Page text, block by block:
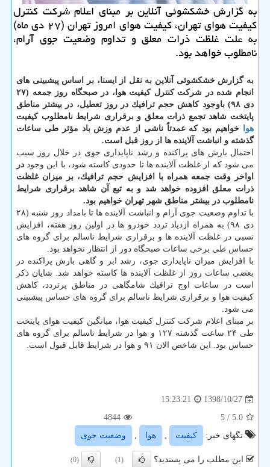
به گزارش خشكشوئی آنلاین بر مبنای اعلام شركت كنترل
كیفیت هوای تهران، كیفیت هوای امروز تهران (۲۷ دی ماه)
به علت غلظت ذرات معلق و تداوم وضعیت جوی آرام،
نامطلوب خواهد بود.
به گزارش خشكشوئی آنلاین به نقل از ایسنا،بر اساس پیشبینی های
انجام شده در شركت كنترل كیفیت هوا، در صبحگاه روز جمعه (۲۷
دی ۹۸) باوجود كاهش حجم ترافیك در روز تعطیل، در بیشتر مناطق
پایتخت شاهد تجمع ذرات معلق و برقراری شرایط نامطلوب كیفیت
هوا
خواهیم بود كه عمدتاً ناشی از عدم وزش باد مؤثر طی ساعات
گذشته و انباشت آلاینده ها از روز قبل است.
احتمال بارش های پراكنده و رشد ناپایداری جوی در خلال روز سبب
می شود كه از غلظت آلاینده ها تا حدودی كاسته شود، با این وجود در
اواخر وقت جمعه همراه با افزایش حجم ترافیك، بر میزان غلظت
ذرات معلق افزوده خواهد شد و به تبع آن شاهد برقراری شرایط
نامطلوب در بیشتر مناطق شهر تهران خواهیم بود.
با تداوم وضعیت جوی آرام و انباشت آلاینده ها تا بامداد روز شنبه (۲۸
دی ۹۸) به همراه ازدیاد تردد خودرو ها در اولین روز هفته، افزایش
نسبی در غلظت آلاینده ها و برقراری شرایط ناسالم برای گروه های
حساس طی برخی ساعات صبحگاه دور از انتظار نخواهد بود.
با افزایش میزان ناپایداری جوی، رشد ابر و گاهی بارش پراكنده در
بعضی ساعات روز از غلظت آلاینده ها كاسته خواهد شد. شایان ذكر
است در ساعات اوج ترافیك شامگاهی در مناطق پرتردد، كاهش
كیفیت هوا و برقراری شرایط ناسالم برای گروه های حساس پیشبینی
می شود.
بر مبنای اعلام شركت كنترل كیفیت هوا، میانگین كیفیت هوای پایتخت
طی ۲۴ ساعت گذشته ۱۲۷ و هوا در شرایط ناسالم برای گروه های
حساس بود. این شاخص الان ۹۱ و هوا در شرایط قابل قبول است.
1398/10/27
15:23:21
5.0
/ 5
4844
تگهای خبر:
كیفیت , هوا , وضعیت جوی
این مطلب را می پسندید؟ (1)
(0)